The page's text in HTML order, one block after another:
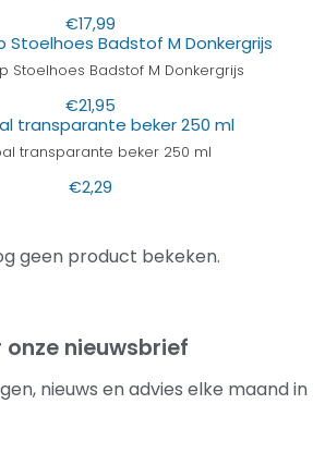
€17,99
Stoelhoes Badstof M Donkergrijs
€21,95
transparante beker 250 ml
€2,29
geen product bekeken.
nieuwsbrief
nieuws en advies elke maand in